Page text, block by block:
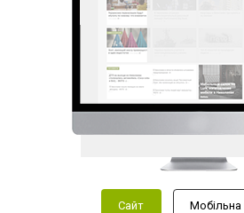
Сайт Мобільна